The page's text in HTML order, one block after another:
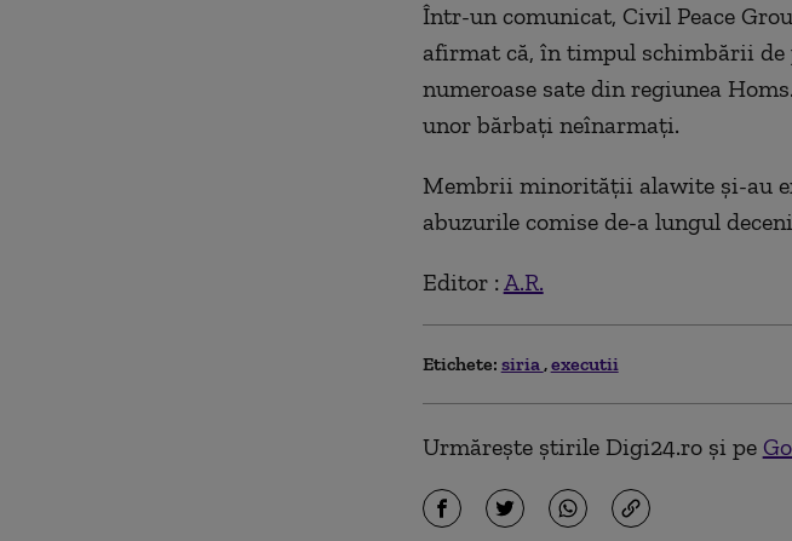
Într-un comunicat, Civil Peace
afirmat că, în timpul schimbării
numeroase sate din regiunea
unor bărbaţi neînarmaţi.
Membrii minorităţii alawite şi-au
abuzurile comise de-a lungul
Editor : A.R.
Etichete: siria executii
Urmărește știrile Digi24.ro și pe